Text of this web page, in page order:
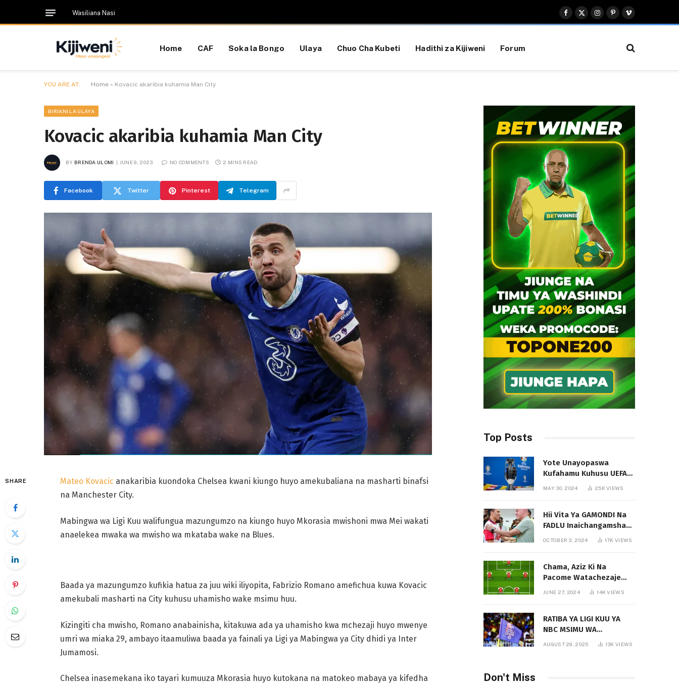
Wasiliana Nasi
Facebook
X
(Twitter)
Instagram
Pinterest
Vimeo
Home CAF Soka la Bongo Ulaya Chuo Cha Kubeti Hadithi za Kijiweni Forum
YOU ARE AT: Home » Kovacic akaribia kuhamia Man City
BIRIANI LA ULAYA
Kovacic akaribia kuhamia Man City
BY BRENDA ULOMI JUNE 9, 2023 NO COMMENTS 2 MINS READ
Facebook Twitter Pinterest Telegram
SHARE Mateo Kovacic anakaribia kuondoka Chelsea kwani kiungo huyo amekubaliana na masharti binafsi
na Manchester City.
Mabingwa wa Ligi Kuu walifungua mazungumzo na kiungo huyo Mkorasia mwishoni mwa Mei wakati
anaelekea mwaka wa mwisho wa mkataba wake na Blues.
Baada ya mazungumzo kufikia hatua za juu wiki iliyopita, Fabrizio Romano amefichua kuwa Kovacic
amekubali masharti na City kuhusu uhamisho wake msimu huu.
Kizingiti cha mwisho, Romano anabainisha, kitakuwa ada ya uhamisho kwa mchezaji huyo mwenye
umri wa miaka 29, ambayo itaamuliwa baada ya fainali ya Ligi ya Mabingwa ya City dhidi ya Inter
Jumamosi.
Chelsea inasemekana iko tayari kumuuza Mkorasia huyo kutokana na matokeo mabaya ya kifedha
Top Posts
Yote Unayopaswa
Kufahamu Kuhusu UEFA
EURO 2024 German
MAY 30, 2024 25KVIEWS
Hii Vita Ya GAMONDI Na
FADLU Inaichangamsha
OCTOBER 3, 2024 17KVIEWS
Chama, Aziz Ki Na
Pacome Watachezaje
JUNE 27, 2024 14KVIEWS
RATIBA YA LIGI KUU YA
NBC MSIMU WA
AUGUST 29, 2025 13KVIEWS
Don't Miss